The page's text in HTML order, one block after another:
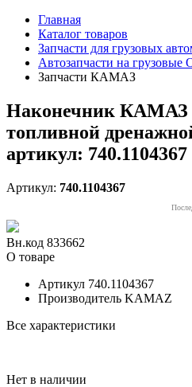
Главная
Каталог товаров
Запчасти для грузовых
Автозапчасти на грузовые
Запчасти КАМАЗ
Наконечник КАМАЗ
топливной
артикул: 740.1104367
Артикул: 740.1104367
Вн.код 833662
О товаре
Артикул 740.1104367
Производитель KAMAZ
Все характеристики
Нет в наличии